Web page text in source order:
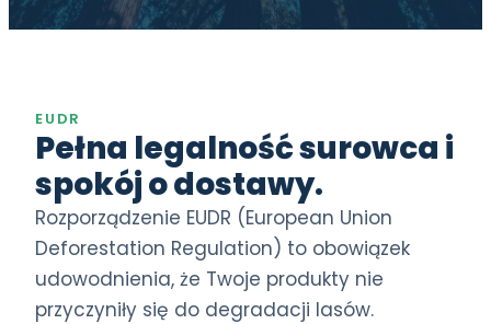
EUDR
Pełna legalność surowca i
spokój o dostawy.
Rozporządzenie EUDR (European Union
Deforestation Regulation) to obowiązek
udowodnienia, że Twoje produkty nie
przyczyniły się do degradacji lasów.